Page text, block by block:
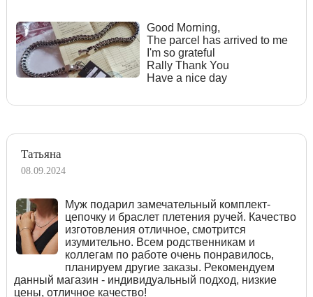
Good Morning,
The parcel has arrived to me
I'm so grateful
Rally Thank You
Have a nice day
Татьяна
08.09.2024
Муж подарил замечательный комплект-
цепочку и браслет плетения ручей. Качество
изготовления отличное, смотрится
изумительно. Всем родственникам и
коллегам по работе очень понравилось,
планируем другие заказы. Рекомендуем
данный магазин - индивидуальный подход, низкие
цены, отличное качество!